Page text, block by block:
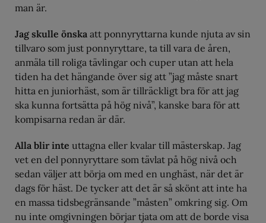
man är.
Jag skulle önska att ponnyryttarna kunde njuta av sin
tillvaro som just ponnyryttare, ta till vara de åren,
anmäla till roliga tävlingar och cuper utan att hela
tiden ha det hängande över sig att ”jag måste snart
hitta en juniorhäst, som är tillräckligt bra för att jag
ska kunna fortsätta på hög nivå”, kanske bara för att
kompisarna redan är där.
Alla blir inte uttagna eller kvalar till mästerskap. Jag
vet en del ponnyryttare som tävlat på hög nivå och
sedan väljer att börja om med en unghäst, när det är
dags för häst. De tycker att det är så skönt att inte ha
en massa tidsbegränsande ”måsten” omkring sig. Om
nu inte omgivningen börjar tjata om att de borde visa